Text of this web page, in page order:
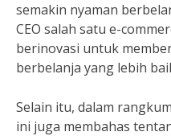
semakin nyaman
CEO salah satu e-
berinovasi untuk
berbelanja yang lebih
Selain itu, dalam
ini juga membahas